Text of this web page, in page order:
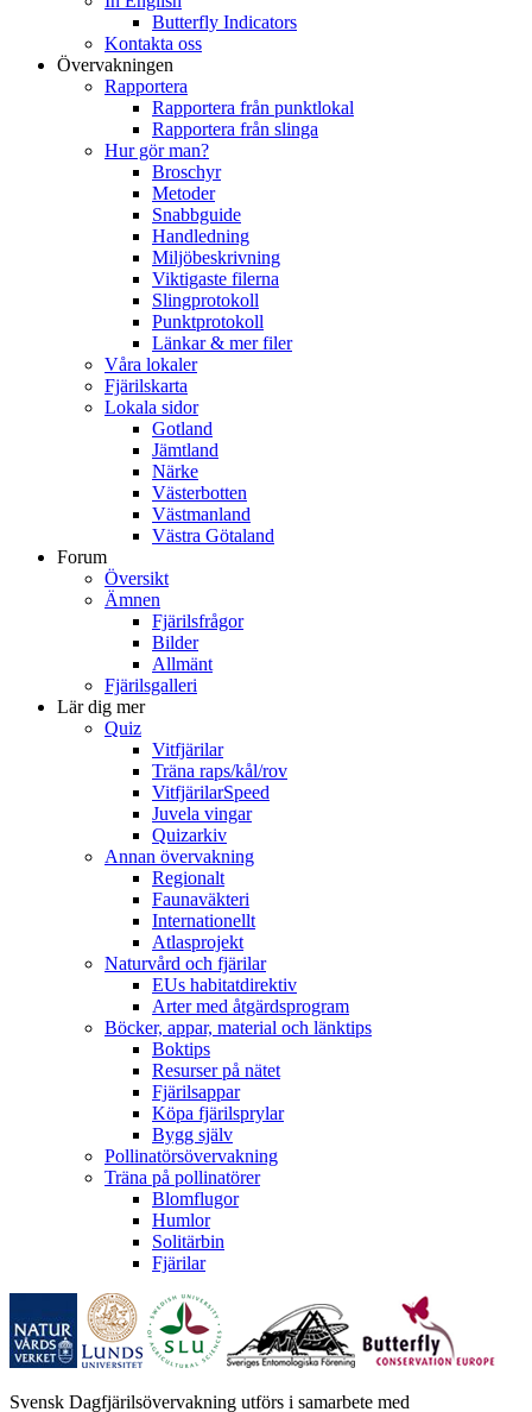
Butterfly Indicators
Kontakta oss
Övervakningen
Rapportera
Rapportera från punktlokal
Rapportera från slinga
Hur gör man?
Broschyr
Metoder
Snabbguide
Handledning
Miljöbeskrivning
Viktigaste filerna
Slingprotokoll
Punktprotokoll
Länkar & mer filer
Våra lokaler
Fjärilskarta
Lokala sidor
Gotland
Jämtland
Närke
Västerbotten
Västmanland
Västra Götaland
Forum
Översikt
Ämnen
Fjärilsfrågor
Bilder
Allmänt
Fjärilsgalleri
Lär dig mer
Quiz
Vitfjärilar
Träna raps/kål/rov
VitfjärilarSpeed
Juvela vingar
Quizarkiv
Annan övervakning
Regionalt
Faunaväkteri
Internationellt
Atlasprojekt
Naturvård och fjärilar
EUs habitatdirektiv
Arter med åtgärdsprogram
Böcker, appar, material och länktips
Boktips
Resurser på nätet
Fjärilsappar
Köpa fjärilsprylar
Bygg själv
Pollinatörsövervakning
Träna på pollinatörer
Blomflugor
Humlor
Solitärbin
Fjärilar
Svensk Dagfjärilsövervakning utförs i samarbete med